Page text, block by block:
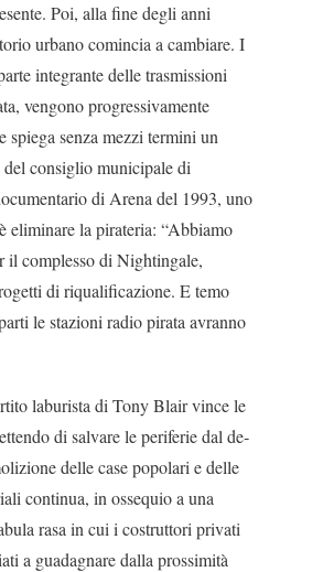
Poi, alla fine degli anni
urbano comincia a cambiare. I
integrante delle trasmissioni
vengono progressivamente
spiega senza mezzi termini un
del consiglio municipale di
di Arena del 1993, uno
eliminare la pirateria: “Abbiamo
il complesso di Nightingale,
di riqualificazio­ne. E temo
le stazioni radio pirata avranno
laburista di Tony Blair vince le
di salvare le periferie dal de­
delle case popolari e delle
continua, in ossequio a una
rasa in cui i costruttori privati
a guadagnare dalla prossimità